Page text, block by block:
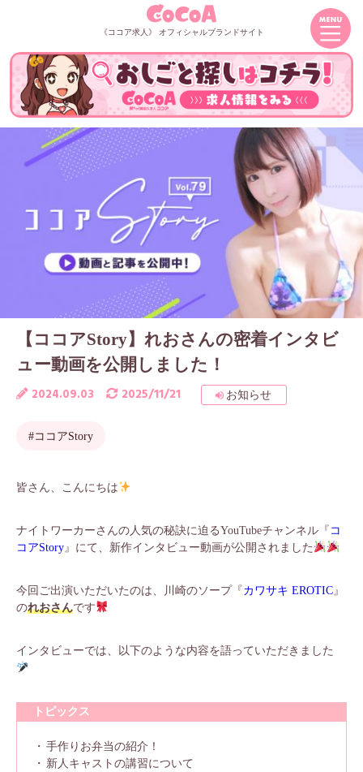
《ココア求人》 オフィシャルブランドサイト
【ココアStory】れおさんの密着インタビ
ュー動画を公開しました！
2024.09.03
2025/11/21 お知らせ
#ココアStory
皆さん、こんにちは
ナイトワーカーさんの人気の秘訣に迫るYouTubeチャンネル『コ
コアStory』にて、新作インタビュー動画が公開されました
今回ご出演いただいたのは、川崎のソープ『カワサキ EROTIC』
のれおさんです
インタビューでは、以下のような内容を語っていただきました
トピックス
手作りお弁当の紹介！
新人キャストの講習について